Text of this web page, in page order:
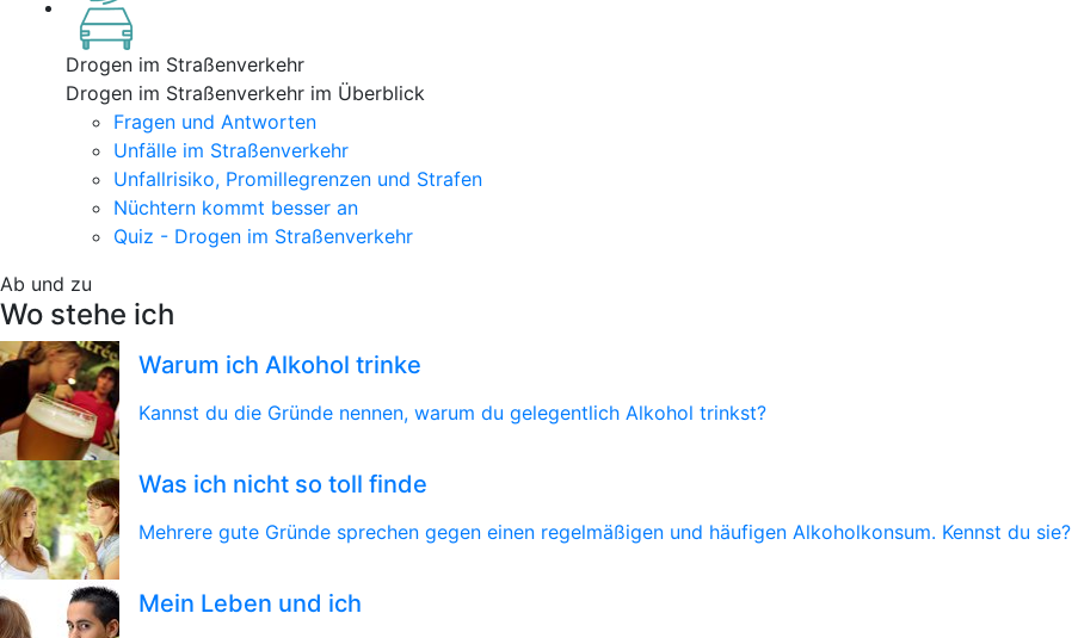
Drogen im Straßenverkehr
Drogen im Straßenverkehr im Überblick
Fragen und Antworten
Unfälle im Straßenverkehr
Unfallrisiko, Promillegrenzen und Strafen
Nüchtern kommt besser an
Quiz - Drogen im Straßenverkehr
Ab und zu
Wo stehe ich
Warum ich Alkohol trinke
Kannst du die Gründe nennen, warum du gelegentlich Alkohol trinkst?
Was ich nicht so toll finde
Mehrere gute Gründe sprechen gegen einen regelmäßigen und häufigen Alkoholkonsum. Kennst du sie?
Mein Leben und ich